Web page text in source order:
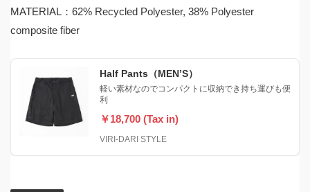
MATERIAL：62% Recycled Polyester, 38% Polyester
composite fiber
Half Pants（MEN’S）
軽い素材なのでコンパクトに収納でき持ち運びも便
利
￥18,700 (Tax in)
VIRI-DARI STYLE